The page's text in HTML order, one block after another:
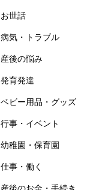
お世話
病気・トラブル
産後の悩み
発育発達
ベビー用品・グッズ
行事・イベント
幼稚園・保育園
仕事・働く